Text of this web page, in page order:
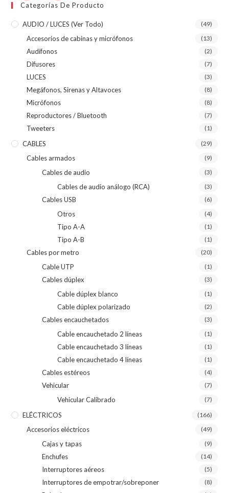
Categorías De Producto
AUDIO / LUCES (ver Todo) (49)
Accesorios de cabinas y micrófonos (13)
Audífonos (2)
Difusores (7)
LUCES (3)
Megáfonos, Sirenas y Altavoces (8)
Micrófonos (8)
Reproductores / Bluetooth (7)
Tweeters (1)
CABLES (29)
Cables armados (9)
Cables de audio (3)
Cables de audio análogo (RCA) (3)
Cables USB (6)
Otros (4)
Tipo A-A (1)
Tipo A-B (1)
Cables por metro (20)
Cable UTP (1)
Cables dúplex (3)
Cable dúplex blanco (1)
Cable dúplex polarizado (2)
Cables encauchetados (3)
Cable encauchetado 2 líneas (1)
Cable encauchetado 3 líneas (1)
Cable encauchetado 4 líneas (1)
Cables estéreos (4)
Vehicular (7)
Vehicular Calibrado (7)
ELÉCTRICOS (166)
Accesorios eléctricos (49)
Cajas y tapas (9)
Enchufes (14)
Interruptores aéreos (5)
Interruptores de empotrar/sobreponer (8)